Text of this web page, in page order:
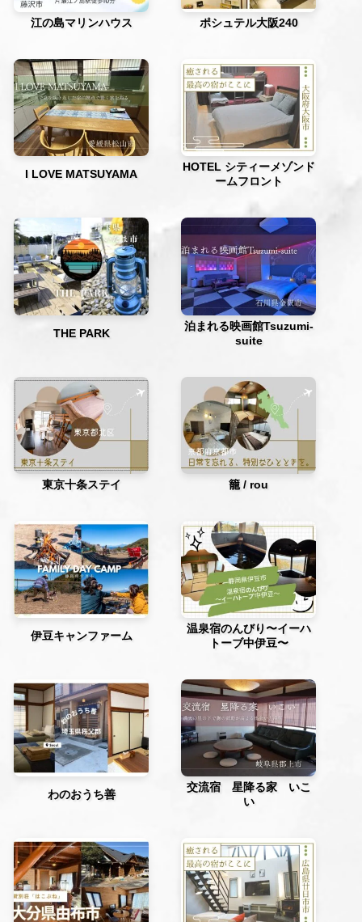
江の島マリンハウス ポシュテル大阪240
I LOVE MATSUYAMA
HOTEL シティーメゾンド
ームフロント
THE PARK
泊まれる映画館Tsuzumi-
suite
東京十条ステイ 籠 / rou
伊豆キャンファーム
温泉宿のんびり〜イーハ
トーブ中伊豆〜
わのおうち善
交流宿 星降る家 いこ
い